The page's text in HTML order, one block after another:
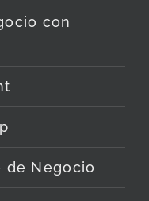
con
de Negocio